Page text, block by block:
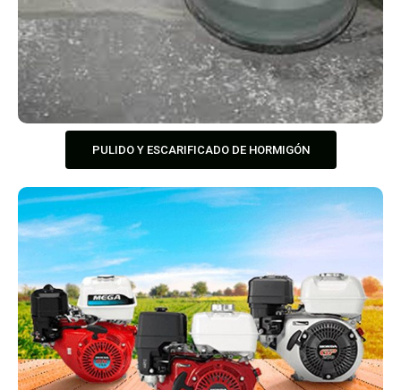
PULIDO Y ESCARIFICADO DE HORMIGÓN